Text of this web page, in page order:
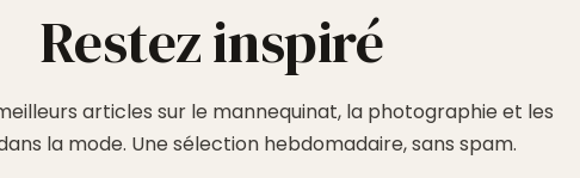
Restez inspiré
articles sur le mannequinat, la photographie et les
la mode. Une sélection hebdomadaire, sans spam.